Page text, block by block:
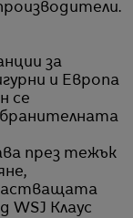
за
и Европа
се
през тежък
WSJ Клаус